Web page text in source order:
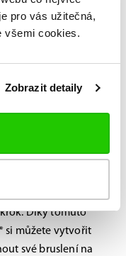
pro vás užitečná,
všemi cookies.
Zobrazit detaily
s důrazem na
technologii
vlastnosti
Díky tomuto
si můžete vytvořit
své bruslení na